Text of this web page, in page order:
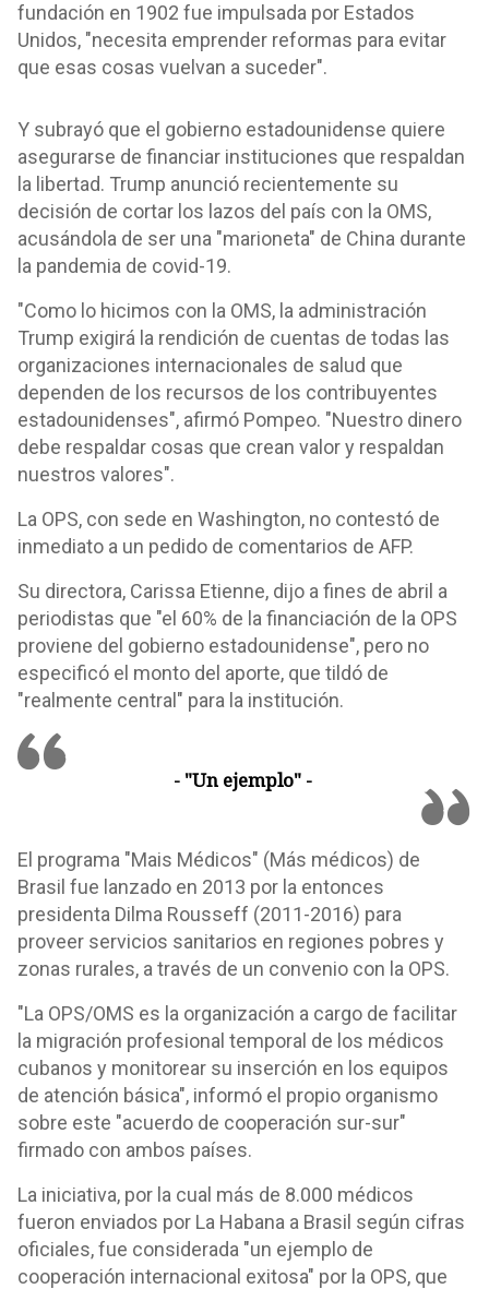
fundación en 1902 fue impulsada por Estados
Unidos, "necesita emprender reformas para evitar
que esas cosas vuelvan a suceder".
Y subrayó que el gobierno estadounidense quiere
asegurarse de financiar instituciones que respaldan
la libertad. Trump anunció recientemente su
decisión de cortar los lazos del país con la OMS,
acusándola de ser una "marioneta" de China durante
la pandemia de covid-19.
"Como lo hicimos con la OMS, la administración
Trump exigirá la rendición de cuentas de todas las
organizaciones internacionales de salud que
dependen de los recursos de los contribuyentes
estadounidenses", afirmó Pompeo. "Nuestro dinero
debe respaldar cosas que crean valor y respaldan
nuestros valores".
La OPS, con sede en Washington, no contestó de
inmediato a un pedido de comentarios de AFP.
Su directora, Carissa Etienne, dijo a fines de abril a
periodistas que "el 60% de la financiación de la OPS
proviene del gobierno estadounidense", pero no
especificó el monto del aporte, que tildó de
"realmente central" para la institución.
- "Un ejemplo" -
El programa "Mais Médicos" (Más médicos) de
Brasil fue lanzado en 2013 por la entonces
presidenta Dilma Rousseff (2011-2016) para
proveer servicios sanitarios en regiones pobres y
zonas rurales, a través de un convenio con la OPS.
"La OPS/OMS es la organización a cargo de facilitar
la migración profesional temporal de los médicos
cubanos y monitorear su inserción en los equipos
de atención básica", informó el propio organismo
sobre este "acuerdo de cooperación sur-sur"
firmado con ambos países.
La iniciativa, por la cual más de 8.000 médicos
fueron enviados por La Habana a Brasil según cifras
oficiales, fue considerada "un ejemplo de
cooperación internacional exitosa" por la OPS, que